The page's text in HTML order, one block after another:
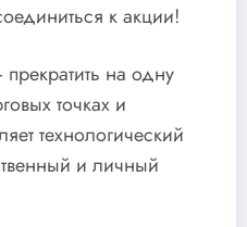
к акции!
на одну
точках и
технологический
и личный